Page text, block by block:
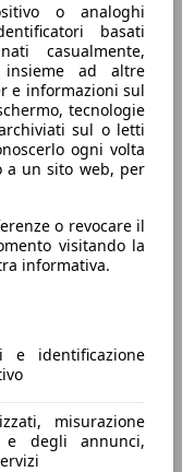
o analoghi
basati
casualmente,
ad altre
e informazioni sul
tecnologie
sul o letti
ogni volta
a un sito web, per
o revocare il
visitando la
informativa.
e identificazione
misurazione
e degli annunci,
SPIDER LP